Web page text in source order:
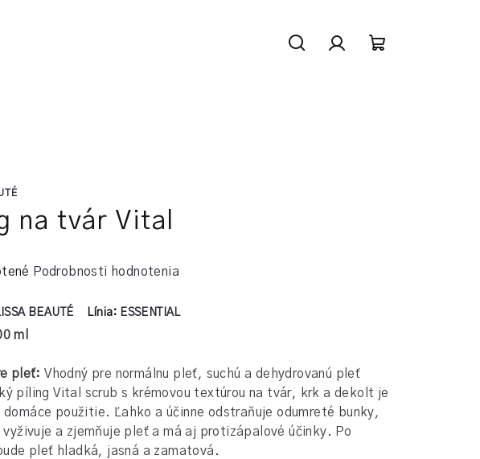
na tvár Vital
Podrobnosti hodnotenia
BEAUTÉ Línia: ESSENTIAL
ml
pleť:Vhodný pre normálnu pleť, suchú a dehydrovanú pleť
píling Vital scrub s krémovou textúrou na tvár, krk a dekolt je
domáce použitie. Ľahko a účinne odstraňuje odumreté bunky,
a zjemňuje pleť a má aj protizápalové účinky. Po
pleť hladká, jasná a zamatová.